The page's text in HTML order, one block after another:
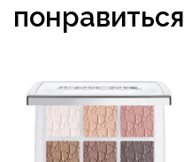
понравиться